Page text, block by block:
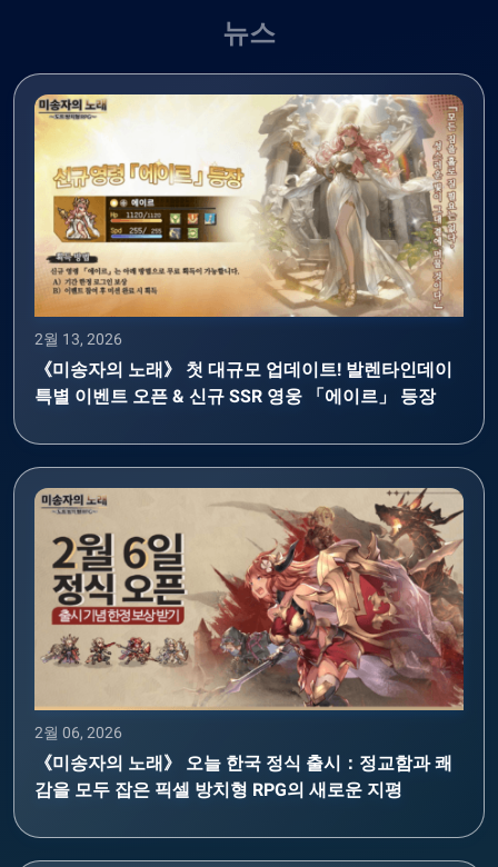
뉴스
2월 13, 2026
《미송자의 노래》 첫 대규모 업데이트! 발렌타인데이
특별 이벤트 오픈 & 신규 SSR 영웅 「에이르」 등장
2월 06, 2026
《미송자의 노래》 오늘 한국 정식 출시：정교함과 쾌
감을 모두 잡은 픽셀 방치형 RPG의 새로운 지평